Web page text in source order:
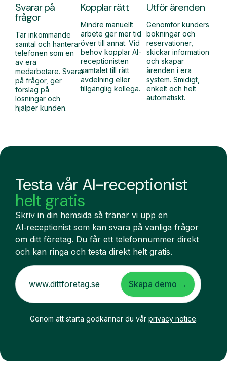
Svarar på
frågor
Tar inkommande
samtal och hanterar
telefonen som en
av era
medarbetare. Svarar
på frågor, ger
förslag på
lösningar och
hjälper kunden.
Kopplar rätt
Mindre manuellt
arbete ger mer tid
över till annat. Vid
behov kopplar AI-
receptionisten
samtalet till rätt
avdelning eller
tillgänglig kollega.
Utför ärenden
Genomför kunders
bokningar och
reservationer,
skickar information
och skapar
ärenden i era
system. Smidigt,
enkelt och helt
automatiskt.
Testa vår AI-receptionist
helt gratis
Skriv in din hemsida så tränar vi upp en
AI‑receptionist som kan svara på vanliga frågor
om ditt företag. Du får ett telefonnummer direkt
och kan ringa och testa direkt helt gratis.
Skapa demo →
Genom att starta godkänner du vår privacy notice.